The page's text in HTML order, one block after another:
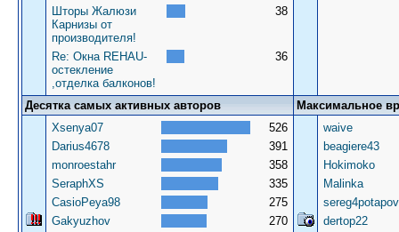
Шторы Жалюзи
Карнизы от
производителя!
38
Re: Окна REHAU-
остекление
,отделка балконов!
36
Десятка самых активных авторов
Максимальное
Xsenya07
526
Darius4678
391
monroestahr
358
SeraphXS
335
CasioPeya98
275
Gakyuzhov
270
waive
beagiere43
Hokimoko
Malinka
sereg4potapov
dertop22